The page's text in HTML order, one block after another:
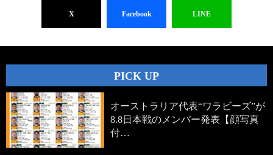
X Facebook LINE
PICK UP
オーストラリア代表“ワラビーズ”が
8.8日本戦のメンバー発表【顔写真
付…